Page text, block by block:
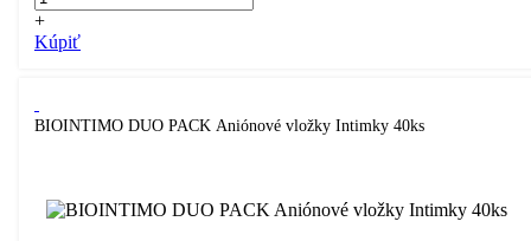
+
Kúpiť
BIOINTIMO DUO PACK Aniónové vložky Intimky 40ks